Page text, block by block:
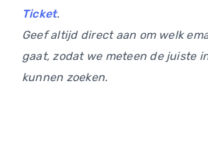
Ticket.
Geef altijd direct aan om welk
gaat, zodat we meteen de juiste
kunnen zoeken.